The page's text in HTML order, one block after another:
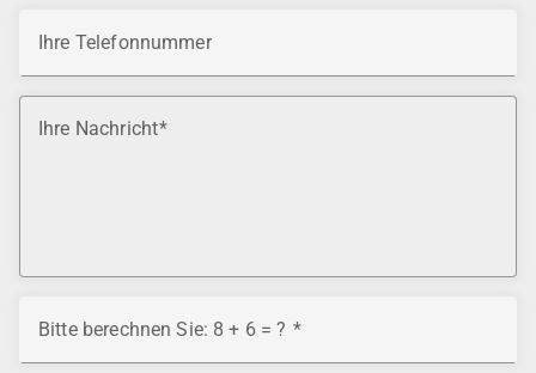
Ihre Telefonnummer
Ihre Nachricht
Bitte berechnen Sie: 8 + 6 = ?